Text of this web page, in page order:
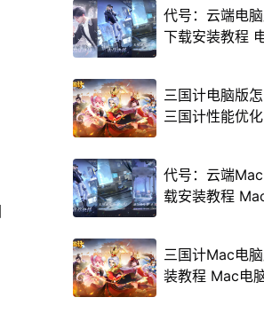
代号：云端电
下载安装教程
三国计电脑版怎
三国计性能优
代号：云端
载安装教程
三国计Mac电
装教程 Mac电